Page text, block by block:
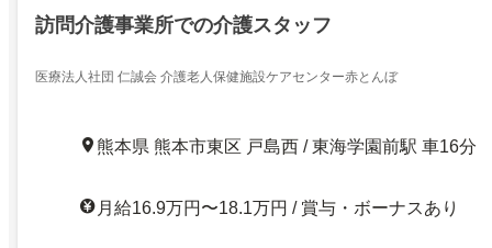
訪問介護事業所での介護スタッフ
医療法人社団 仁誠会 介護老人保健施設ケアセンター赤とんぼ
熊本県 熊本市東区 戸島西 / 東海学園前駅 車16分
月給16.9万円〜18.1万円 / 賞与・ボーナスあり